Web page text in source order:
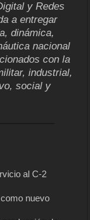
y Redes
a entregar
dinámica,
nacional
con la
industrial,
social y
al C-2
nuevo